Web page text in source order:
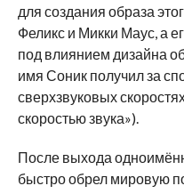
для создания образа
Феликс и Микки Маус, а
под влиянием дизайна
имя Соник получил за
сверхзвуковых
скоростью звука»).
После выхода
быстро обрел мировую